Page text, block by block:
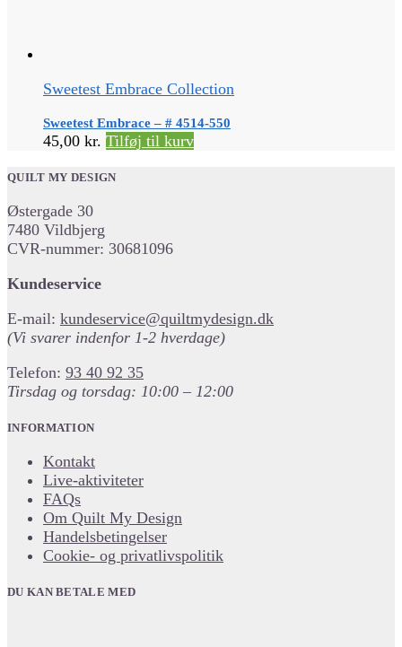
Sweetest Embrace Collection
Sweetest Embrace – # 4514-550
45,00 kr. Tilføj til kurv
QUILT MY DESIGN
Østergade 30
7480 Vildbjerg
CVR-nummer: 30681096
Kundeservice
E-mail: kundeservice@quiltmydesign.dk
(Vi svarer indenfor 1-2 hverdage)
Telefon: 93 40 92 35
Tirsdag og torsdag: 10:00 – 12:00
INFORMATION
Kontakt
Live-aktiviteter
FAQs
Om Quilt My Design
Handelsbetingelser
Cookie- og privatlivspolitik
DU KAN BETALE MED